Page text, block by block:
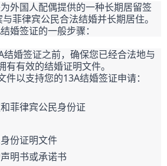
外国人配偶提供的一种长期居留签
菲律宾公民合法结婚并长期居住。
婚签证的一般步骤：
婚签证之前，确保您已经合法地与
有效的结婚证明文件。
以支持您的13A结婚签证申请：
菲律宾公民身份证
份证明文件
明书或承诺书